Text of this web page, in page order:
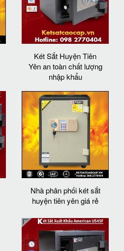
Két Sắt Huyện Tiên
Yên an toàn chất lượng
nhập khẩu
Nhà phân phối két sắt
huyện tiên yên giá rẻ